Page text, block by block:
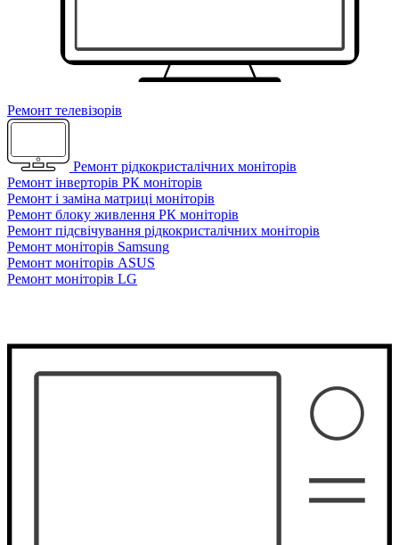
Ремонт телевізорів
Ремонт рідкокристалічних моніторів
Ремонт інверторів РК моніторів
Ремонт і заміна матриці моніторів
Ремонт блоку живлення РК моніторів
Ремонт підсвічування рідкокристалічних моніторів
Ремонт моніторів Samsung
Ремонт моніторів ASUS
Ремонт моніторів LG